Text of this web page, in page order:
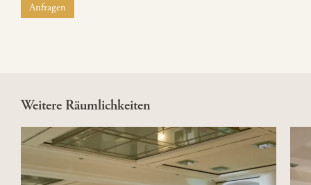
Anfragen
Weitere Räumlichkeiten